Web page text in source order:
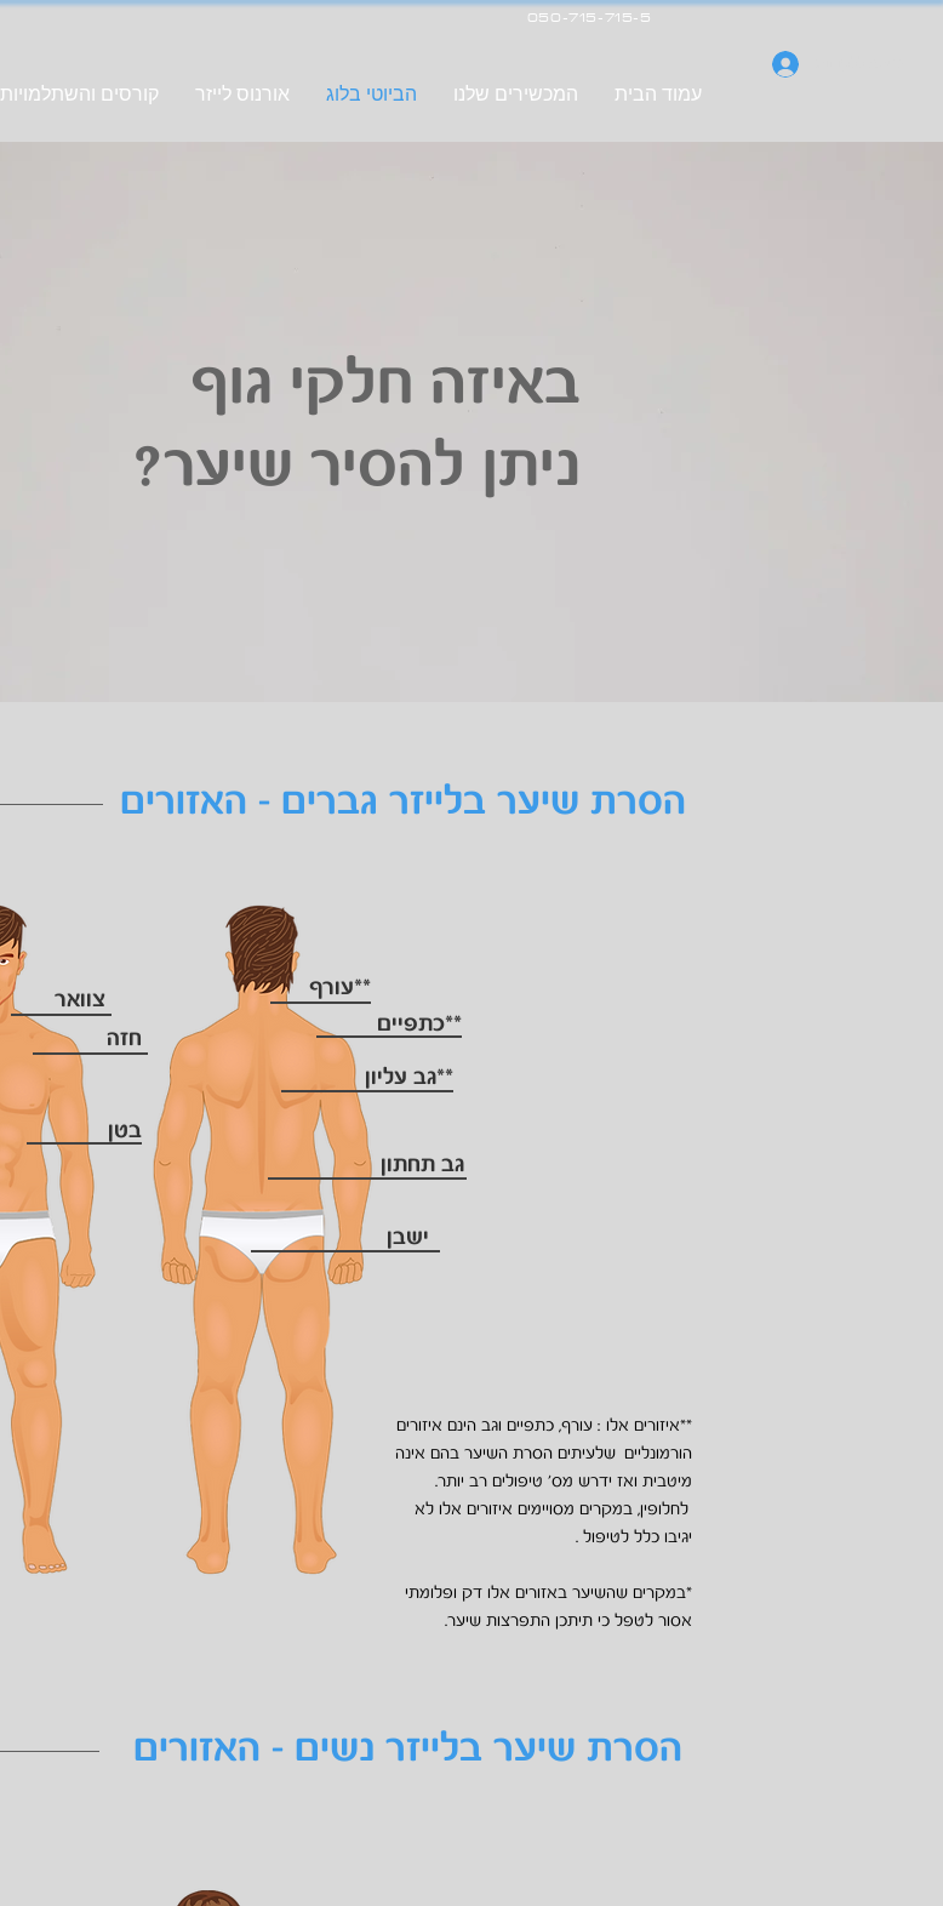
עמוד הבית המכשירים שלנו הביוטי בלוג אורנוס לייזר קורסים והשתלמויות
באיזה חלקי גוף
ניתן להסיר שיער?
הסרת שיער בלייזר גברים - האזורים
**כתפיים
**גב עליון
גב תחתון
**עורף
ישבן
חזה
בטן
צוואר
**איזורים אלו : עורף, כתפיים וגב הינם איזורים
הורמונליים שלעיתים הסרת השיער בהם אינה
מיטבית ואז ידרש מס' טיפולים רב יותר.
לחלופין, במקרים מסויימים איזורים אלו לא
יגיבו כלל לטיפול .
*במקרים שהשיער באזורים אלו דק ופלומתי
אסור לטפל כי תיתכן התפרצות שיער.
הסרת שיער בלייזר נשים - האזורים